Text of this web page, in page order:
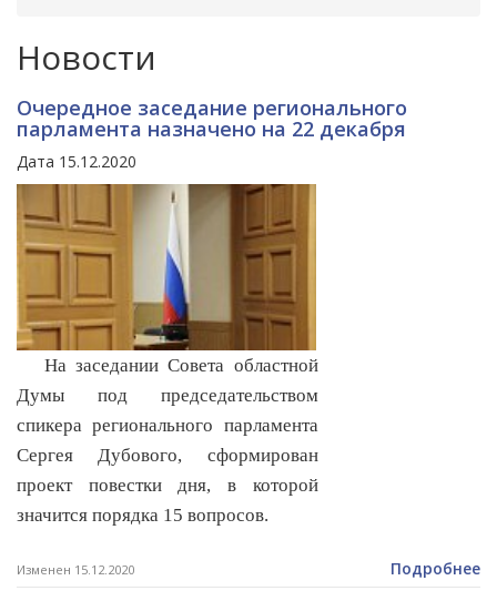
Новости
Очередное заседание регионального
парламента назначено на 22 декабря
Дата 15.12.2020
На заседании Совета областной
Думы под председательством
спикера регионального парламента
Сергея Дубового, сформирован
проект повестки дня, в которой
значится порядка 15 вопросов.
Изменен 15.12.2020 Подробнее